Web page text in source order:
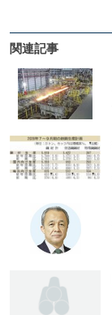
関連記事